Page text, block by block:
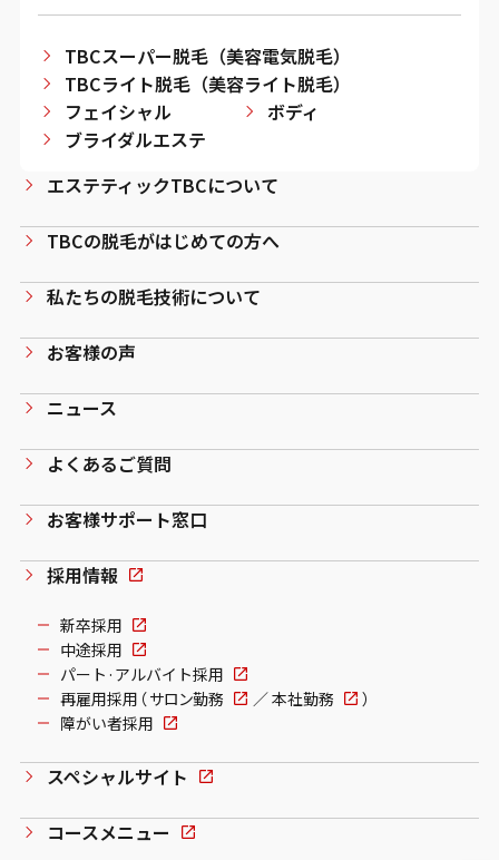
TBCスーパー脱毛（美容電気脱毛）
TBCライト脱毛（美容ライト脱毛）
フェイシャル
ボディ
ブライダルエステ
エステティックTBCについて
TBCの脱毛がはじめての方へ
私たちの脱毛技術について
お客様の声
ニュース
よくあるご質問
お客様サポート窓口
採用情報
新卒採用
中途採用
パート·アルバイト採用
再雇用採用（ サロン勤務 ／本社勤務
）
障がい者採用
スペシャルサイト
コースメニュー